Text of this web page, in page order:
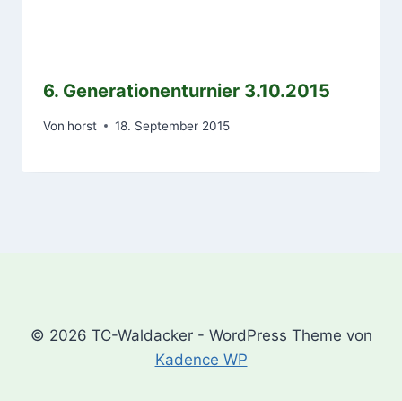
6. Generationenturnier 3.10.2015
Von horst 18. September 2015
© 2026 TC-Waldacker - WordPress Theme von
Kadence WP